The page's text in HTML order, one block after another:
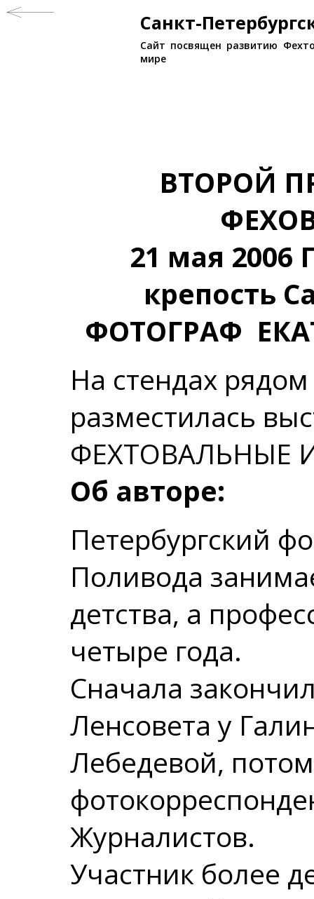
Санкт-
Сайт посвящен развитию
мире
ВТОРОЙ
21 мая 2006
крепость
ФОТОГРАФ
На стендах
разместилась
ФЕХТОВАЛЬНЫЕ
Об авторе:
Петербургский
Поливода
детства, а
четыре года.
Сначала
Ленсовета у
Лебедевой,
Журналистов.
Участник более